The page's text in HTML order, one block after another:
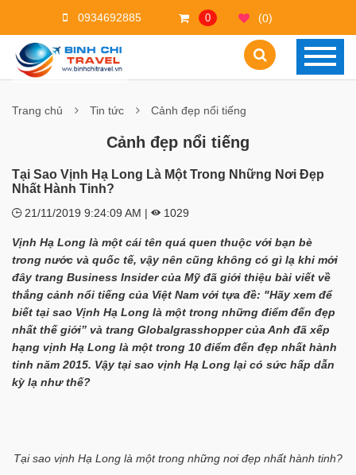
0934692885 0 (0)
Trang chủ Tin tức Cảnh đẹp nổi tiếng
Cảnh đẹp nổi tiếng
Tại Sao Vịnh Hạ Long Là Một Trong Những Nơi Đẹp
Nhất Hành Tinh?
21/11/2019 9:24:09 AM | 1029
Vịnh Hạ Long là một cái tên quá quen thuộc với bạn bè
trong nước và quốc tế, vậy nên cũng không có gì lạ khi mới
đây trang Business Insider của Mỹ đã giới thiệu bài viết về
thắng cảnh nổi tiếng của Việt Nam với tựa đề: "Hãy xem để
biết tại sao Vịnh Hạ Long là một trong những điểm đến đẹp
nhất thế giới” và trang Globalgrasshopper của Anh đã xếp
hạng vịnh Hạ Long là một trong 10 điểm đến đẹp nhất hành
tinh năm 2015. Vậy tại sao vịnh Hạ Long lại có sức hấp dẫn
kỳ lạ như thế?
Tại sao vịnh Hạ Long là một trong những nơi đẹp nhất hành tinh?